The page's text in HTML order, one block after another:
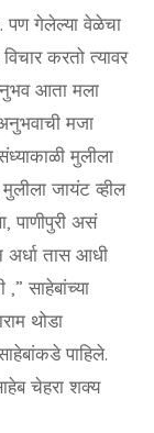
पण गेलेल्या वेळेचा
करतो त्यावर
आता मला
मजा
मुलीला
जायंट व्हील
पाणीपुरी असं
अर्धा तास आधी
साहेबांच्या
थोडा
पाहिले.
चेहरा शक्य